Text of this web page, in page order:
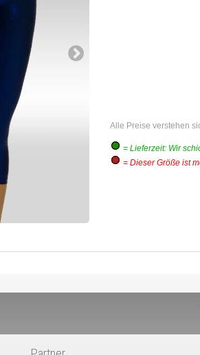
Alle Preise verstehen
= Lieferzeit: Wir
= Dieser Größe ist